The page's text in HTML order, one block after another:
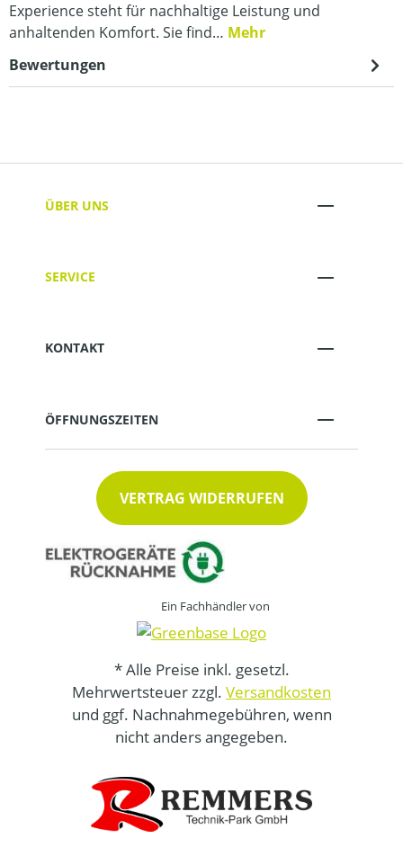
Experience steht für nachhaltige Leistung und
anhaltenden Komfort. Sie find… Mehr
Bewertungen
ÜBER UNS
SERVICE
KONTAKT
ÖFFNUNGSZEITEN
VERTRAG WIDERRUFEN
Ein Fachhändler von
* Alle Preise inkl. gesetzl.
Mehrwertsteuer zzgl. Versandkosten
und ggf. Nachnahmegebühren, wenn
nicht anders angegeben.